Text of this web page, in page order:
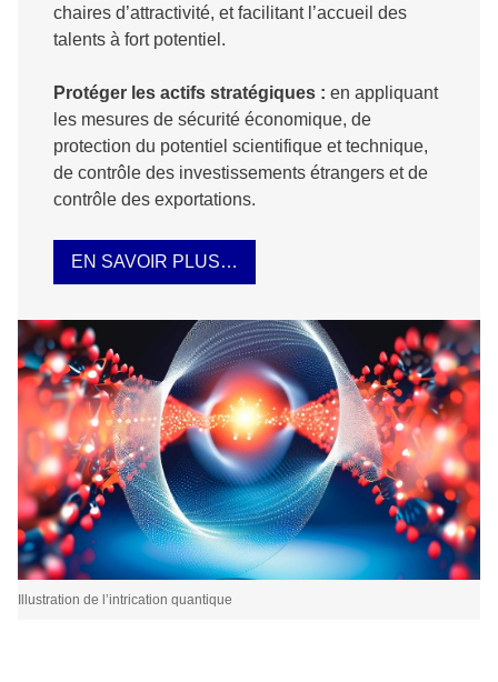
chaires d’attractivité, et facilitant l’accueil des
talents à fort potentiel.
Protéger les actifs stratégiques : en appliquant
les mesures de sécurité économique, de
protection du potentiel scientifique et technique,
de contrôle des investissements étrangers et de
contrôle des exportations.
EN SAVOIR PLUS…
Illustration de l’intrication quantique